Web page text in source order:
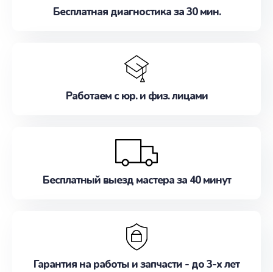
Бесплатная диагностика за 30 мин.
Работаем с юр. и физ. лицами
Бесплатный выезд мастера за 40 минут
Гарантия на работы и запчасти - до 3-х лет